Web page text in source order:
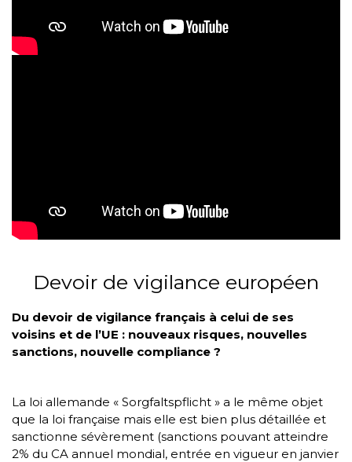
Devoir de vigilance européen
Du devoir de vigilance français à celui de ses
voisins et de l’UE : nouveaux risques, nouvelles
sanctions, nouvelle compliance ?
La loi allemande « Sorgfaltspflicht » a le même objet
que la loi française mais elle est bien plus détaillée et
sanctionne sévèrement (sanctions pouvant atteindre
2% du CA annuel mondial, entrée en vigueur en janvier